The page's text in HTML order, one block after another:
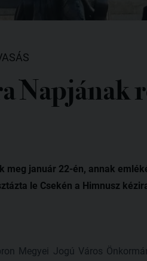
Napjának
meg január 22-én, annak
le Csekén a Himnusz
Megyei Jogú Város